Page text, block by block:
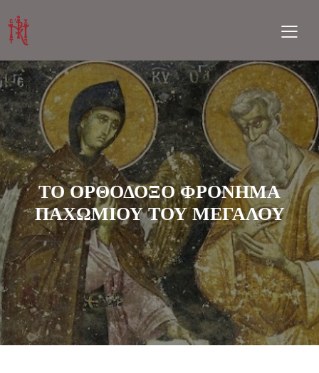
ΤΟ ΟΡΘΟΔΟΞΟ ΦΡΟΝΗΜΑ
ΠΑΧΩΜΙΟΥ ΤΟΥ ΜΕΓΑΛΟΥ